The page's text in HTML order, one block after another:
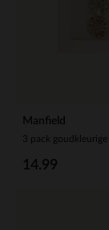
Manfield
14.99